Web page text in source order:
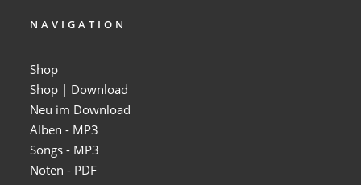
NAVIGATION
Shop
Shop | Download
Neu im Download
Alben - MP3
Songs - MP3
Noten - PDF